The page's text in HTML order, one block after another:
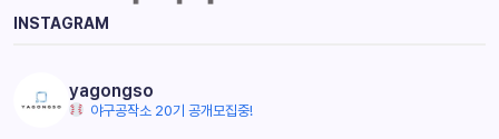
INSTAGRAM
yagongso
야구공작소 20기 공개모집중!